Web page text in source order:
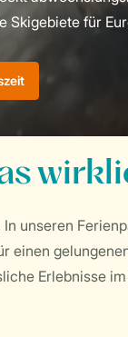
Skigebiete für
unseren
einen
Erlebnisse